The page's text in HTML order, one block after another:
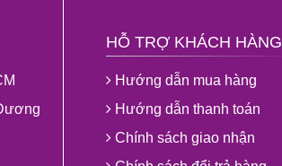
HỖ TRỢ KHÁCH HÀNG
Hướng dẫn mua hàng
Hướng dẫn thanh toán
Chính sách giao nhận